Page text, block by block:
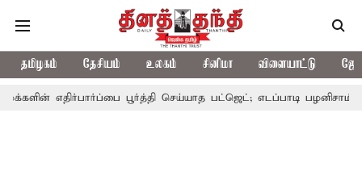
தமிழகம் தேசியம் உலகம் சினிமா விளையாட்டு
பூர்த்தி செய்யாத பட்ஜெட்; எடப்பாடி பழனிசாமி